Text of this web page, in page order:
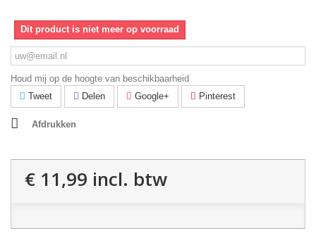
Dit product is niet meer op voorraad
Houd mij op de hoogte van beschikbaarheid
Tweet
Delen Google+ Pinterest
Afdrukken
€ 11,99 incl. btw